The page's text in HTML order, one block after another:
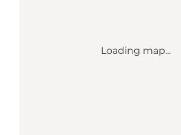
Loading map...